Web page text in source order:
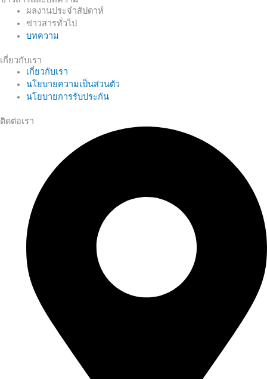
ผลงานประจำสัปดาห์
ข่าวสารทั่วไป
บทความ
เกี่ยวกับเรา
เกี่ยวกับเรา
นโยบายความเป็นส่วนตัว
นโยบายการรับประกัน
ติดต่อเรา